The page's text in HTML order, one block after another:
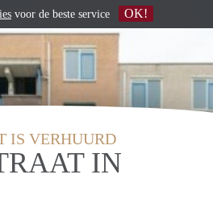
IS VERHUURD
IN
voor de beste service OK!